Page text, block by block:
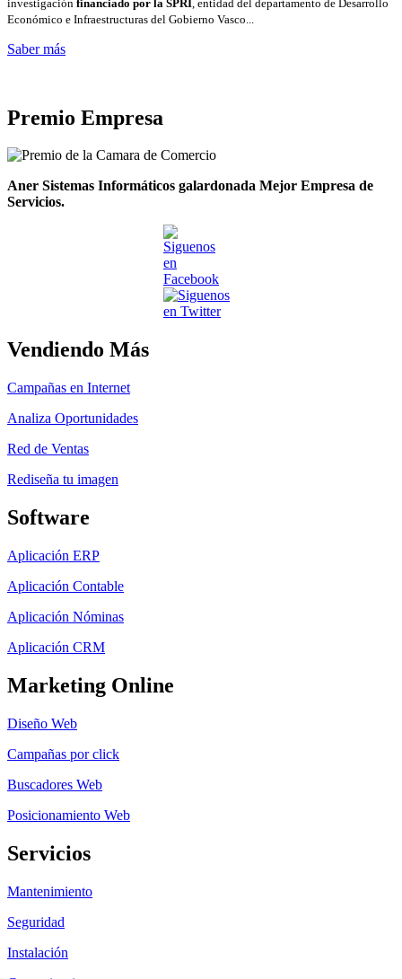
investigación financiado por la SPRI , entidad del departamento de Desarrollo
Económico e Infraestructuras del Gobierno Vasco...
Saber más
Premio Empresa
Aner Sistemas Informáticos galardonada Mejor Empresa de
Servicios.
Vendiendo Más
Campañas en Internet
Analiza Oportunidades
Red de Ventas
Rediseña tu imagen
Software
Aplicación ERP
Aplicación Contable
Aplicación Nóminas
Aplicación CRM
Marketing Online
Diseño Web
Campañas por click
Buscadores Web
Posicionamiento Web
Servicios
Mantenimiento
Seguridad
Instalación